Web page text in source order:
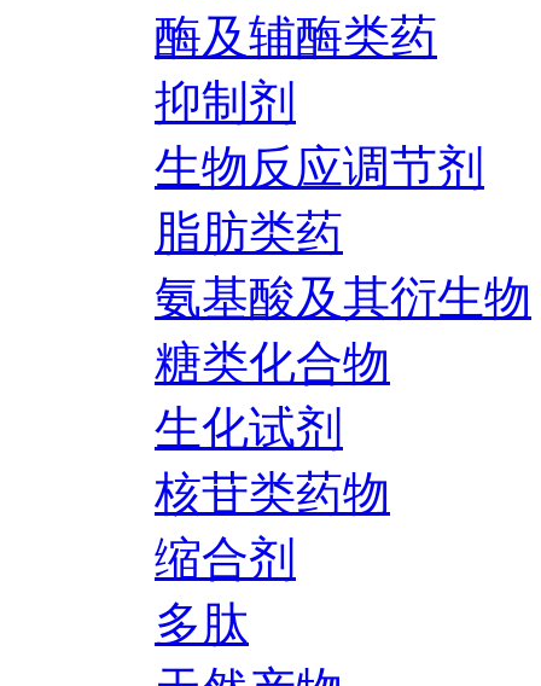
酶及辅酶类药
抑制剂
生物反应调节剂
脂肪类药
氨基酸及其衍生物
糖类化合物
生化试剂
核苷类药物
缩合剂
多肽